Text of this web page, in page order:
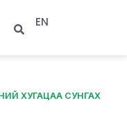
EN
ХУГАЦАА СУНГАХ